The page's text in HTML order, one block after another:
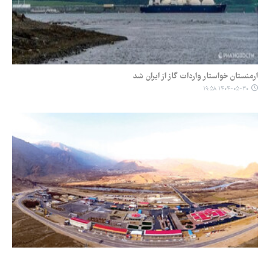
ارمنستان خواستار واردات گاز از ایران شد
۱۴۰۴-۰۵-۳۰ ۱۹:۵۸